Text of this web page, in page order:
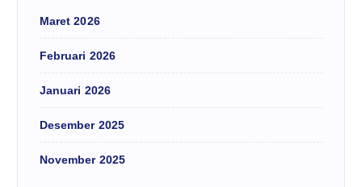
Maret 2026
Februari 2026
Januari 2026
Desember 2025
November 2025